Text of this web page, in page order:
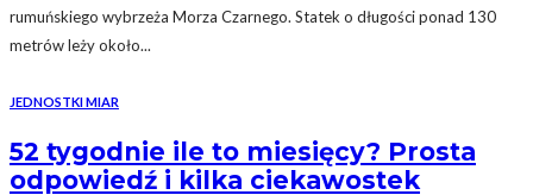
rumuńskiego wybrzeża Morza Czarnego. Statek o długości ponad 130
metrów leży około...
JEDNOSTKI MIAR
52 tygodnie ile to miesięcy? Prosta
odpowiedź i kilka ciekawostek